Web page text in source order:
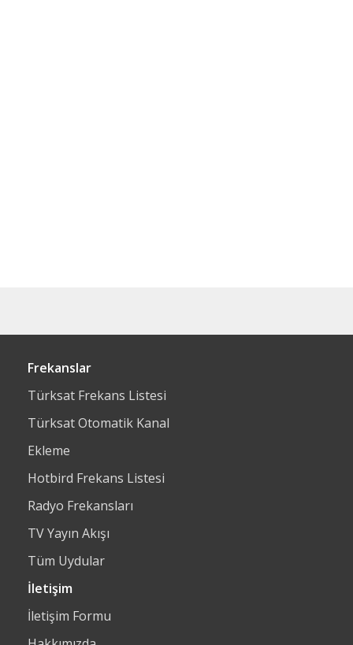
Frekanslar
Türksat Frekans Listesi
Türksat Otomatik Kanal
Ekleme
Hotbird Frekans Listesi
Radyo Frekansları
TV Yayın Akışı
Tüm Uydular
İletişim
İletişim Formu